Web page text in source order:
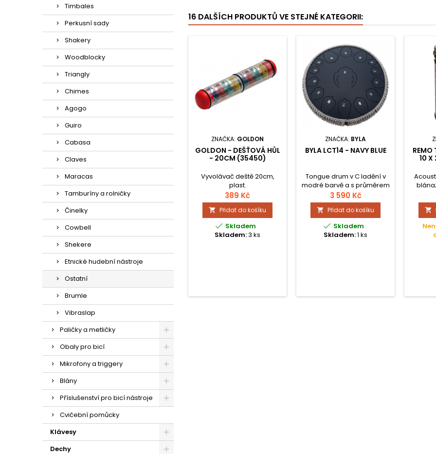
Timbales
Perkusní sady
Shakery
Woodblocky
Triangly
Chimes
Agogo
Guiro
Cabasa
Claves
Maracas
Tamburíny a rolničky
Činelky
Cowbell
Shekere
Etnické hudební nástroje
Ostatní
Brumle
Vibraslap
Paličky a metličky
Obaly pro bicí
Mikrofony a triggery
Blány
Příslušenství pro bicí nástroje
Cvičební pomůcky
Klávesy
Dechy
16 DALŠÍCH PRODUKTŮ VE STEJNÉ KATEGORII:
ZNAČKA: GOLDON
GOLDON - DEŠŤOVÁ HŮL
- 20CM (35450)
Vyvolávač deště 20cm,
plast.
389 Kč
 Přidat do košíku
 Skladem
Skladem:3 ks
ZNAČKA: BYLA
BYLA LCT14 - NAVY BLUE
Tongue drum v C ladění v
modré barvě a s průměrem
14" vyrobený z nerezové
oceli.
3 590 Kč
 Přidat do košíku
 Skladem
Skladem:1 ks
REMO
10 X
